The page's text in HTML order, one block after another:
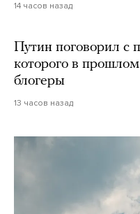
14 часов назад
Путин поговорил с
которого в
блогеры
13 часов назад